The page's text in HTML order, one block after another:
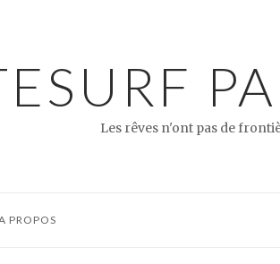
Les rêves n'ont pas de
PROPOS